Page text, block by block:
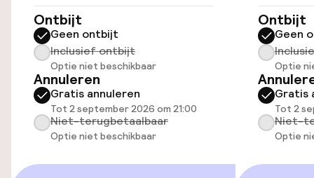
Fietsen beschikbaar
Toegankelijkheid
Overal rolstoeltoegankelijk
Ontbijt
Geen ontbijt
Inclusief ontbijt
Optie niet beschikbaar
Annuleren
Gratis annuleren
Tot 2 september 2026 om 21:00
Niet-terugbetaalbaar
Optie niet beschikbaar
Ontbijt
Geen
Optie
Gratis
Tot 2
Niet-
Optie